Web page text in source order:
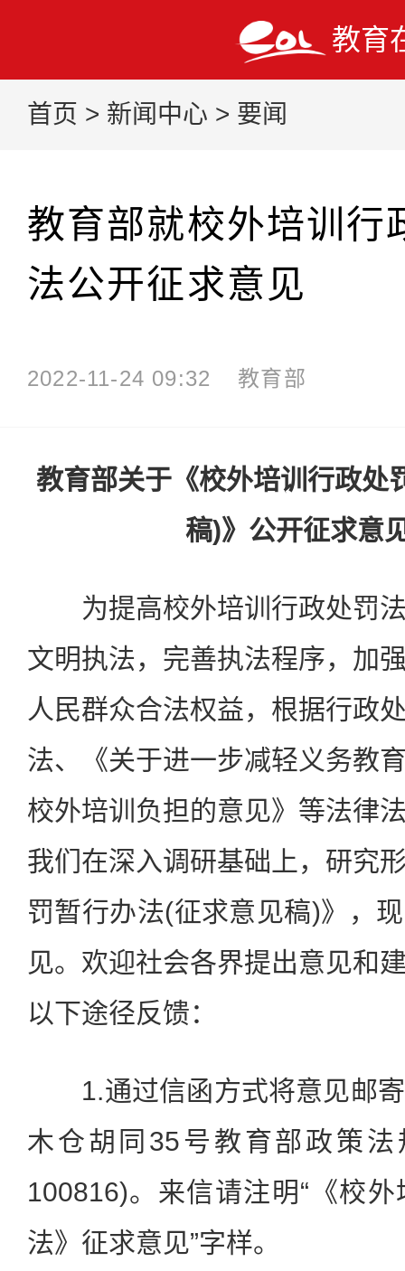
教育
首页 > 新闻中心 > 要闻
教育部就校外培训行
法公开征求意见
2022-11-24 09:32 教育部
教育部关于《校外培训行政处
稿)》公开征求意
为提高校外培训行政处罚法
文明执法，完善执法程序，加
人民群众合法权益，根据行政
法、《关于进一步减轻义务教
校外培训负担的意见》等法律
我们在深入调研基础上，研究
罚暂行办法(征求意见稿)》，
见。欢迎社会各界提出意见和
以下途径反馈：
1.通过信函方式将意见邮寄
木仓胡同35号教育部政策
100816)。来信请注明“《校
法》征求意见”字样。